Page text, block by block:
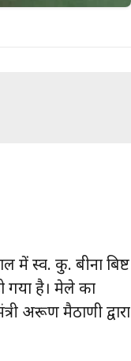
में स्व. कु. बीना बिष्ट
गया है। मेले का
अरूण मैठाणी द्वारा